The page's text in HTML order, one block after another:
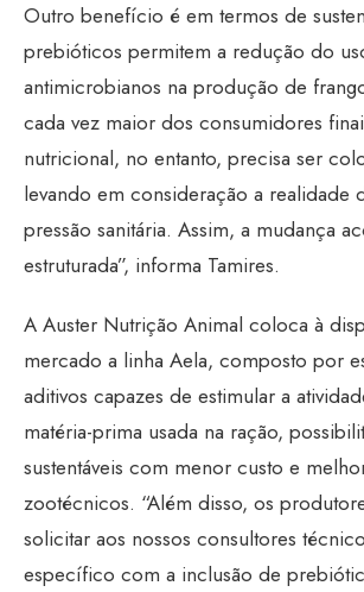
Outro benefício é em termos de
prebióticos permitem a redução do
antimicrobianos na produção de
cada vez maior dos consumidores
nutricional, no entanto, precisa ser
levando em consideração a realidade
pressão sanitária. Assim, a mudança
estruturada”, informa Tamires.
A Auster Nutrição Animal coloca à
mercado a linha Aela, composto por
aditivos capazes de estimular a
matéria-prima usada na ração,
sustentáveis com menor custo e
zootécnicos. “Além disso, os
solicitar aos nossos consultores
específico com a inclusão de